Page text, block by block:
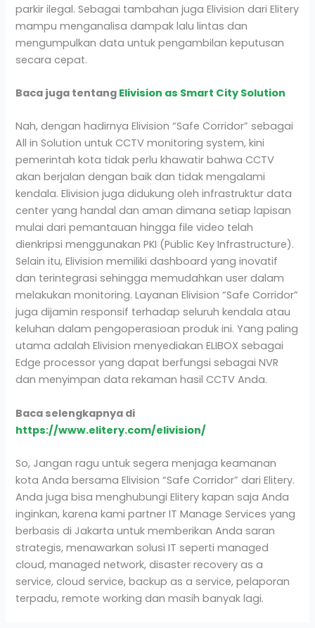
parkir ilegal. Sebagai tambahan juga Elivision dari Elitery
mampu menganalisa dampak lalu lintas dan
mengumpulkan data untuk pengambilan keputusan
secara cepat.
Baca juga tentang Elivision as Smart City Solution
Nah, dengan hadirnya Elivision “Safe Corridor” sebagai
All in Solution untuk CCTV monitoring system, kini
pemerintah kota tidak perlu khawatir bahwa CCTV
akan berjalan dengan baik dan tidak mengalami
kendala. Elivision juga didukung oleh infrastruktur data
center yang handal dan aman dimana setiap lapisan
mulai dari pemantauan hingga file video telah
dienkripsi menggunakan PKI (Public Key Infrastructure).
Selain itu, Elivision memiliki dashboard yang inovatif
dan terintegrasi sehingga memudahkan user dalam
melakukan monitoring. Layanan Elivision “Safe Corridor”
juga dijamin responsif terhadap seluruh kendala atau
keluhan dalam pengoperasioan produk ini. Yang paling
utama adalah Elivision menyediakan ELIBOX sebagai
Edge processor yang dapat berfungsi sebagai NVR
dan menyimpan data rekaman hasil CCTV Anda.
Baca selengkapnya di
https://www.elitery.com/elivision/
So, Jangan ragu untuk segera menjaga keamanan
kota Anda bersama Elivision “Safe Corridor” dari Elitery.
Anda juga bisa menghubungi Elitery kapan saja Anda
inginkan, karena kami partner IT Manage Services yang
berbasis di Jakarta untuk memberikan Anda saran
strategis, menawarkan solusi IT seperti managed
cloud, managed network, disaster recovery as a
service, cloud service, backup as a service, pelaporan
terpadu, remote working dan masih banyak lagi.